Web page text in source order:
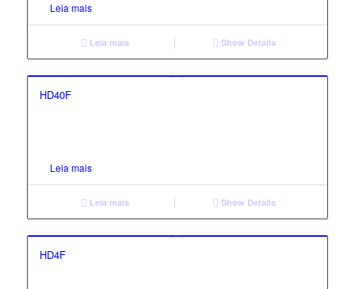
Leia mais
Leia mais Show Details
HD40F
Leia mais
Leia mais Show Details
HD4F